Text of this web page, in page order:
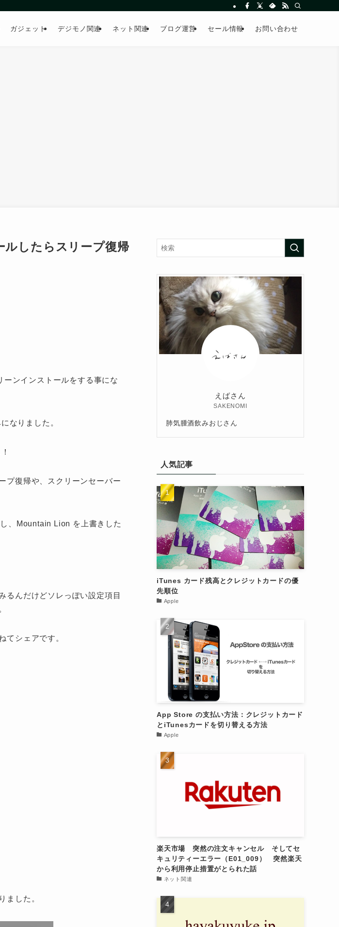
ガジェット デジモノ関連 ネット関連 ブログ運営 セール情報 お問い合わせ
したらスリープ復帰
ンインストールをする事にな
なりました。
プ復帰や、スクリーンセーバー
、Mountain Lion を上書きした
るんだけどソレっぽい設定項目
てシェアです。
ました。
えばさん
SAKENOMI
肺気腫酒飲みおじさん
人気記事
iTunes カード残高とクレジットカードの優
先順位
Apple
App Store の支払い方法：クレジットカード
とiTunesカードを切り替える方法
Apple
楽天市場 突然の注文キャンセル そしてセ
キュリティーエラー（E01_009） 突然楽天
から利用停止措置がとられた話
ネット関連